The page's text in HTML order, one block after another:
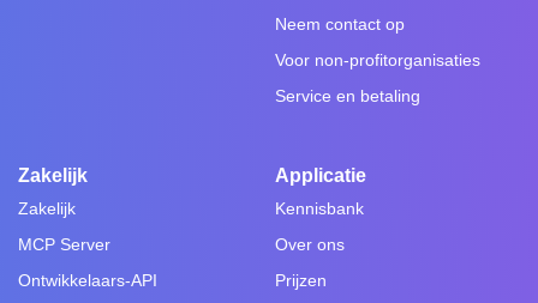
Neem contact op
Voor non-profitorganisaties
Service en betaling
Zakelijk
Zakelijk
MCP Server
Ontwikkelaars-API
Applicatie
Kennisbank
Over ons
Prijzen